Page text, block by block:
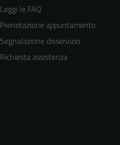
Leggi le FAQ
Prenotazione appuntamento
Segnalazione disservizio
Richiesta assistenza